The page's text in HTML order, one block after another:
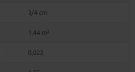
3/4 cm
1,44 m²
0,022